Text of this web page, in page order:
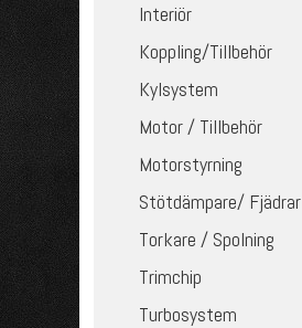
Interiör
Koppling/Tillbehör
Kylsystem
Motor / Tillbehör
Motorstyrning
Stötdämpare/ Fjädrar
Torkare / Spolning
Trimchip
Turbosystem